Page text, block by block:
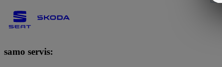
samo servis: